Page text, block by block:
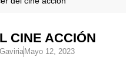
CINE ACCIÓN
Mayo 12, 2023